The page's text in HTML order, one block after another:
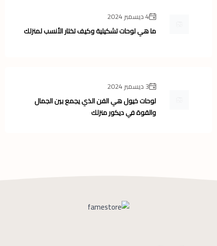
4 ديسمبر 2024
ما هي لوحات تشكيلية وكيف تختار الأنسب لمنزلك
3 ديسمبر 2024
لوحات خيول هي الفن الذي يجمع بين الجمال
والقوة في ديكور منزلك